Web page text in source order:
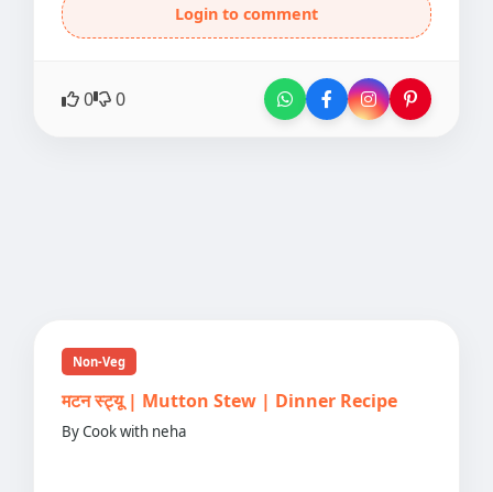
Login to comment
0 0
Non-Veg
मटन स्ट्यू | Mutton Stew | Dinner Recipe
By Cook with neha